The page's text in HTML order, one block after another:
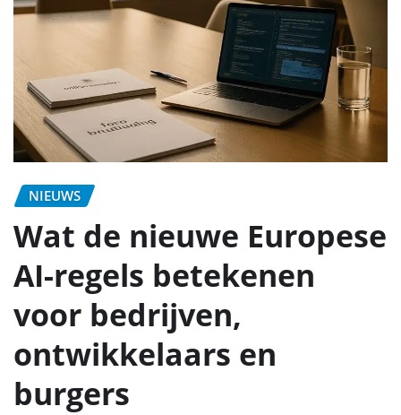
NIEUWS
Wat de nieuwe Europese
AI-regels betekenen
voor bedrijven,
ontwikkelaars en
burgers